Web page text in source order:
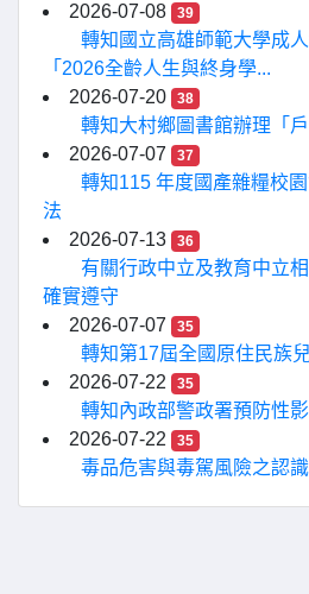
2026-07-08
39
轉知國立高雄師範大學成
「2026全齡人生與終身學...
2026-07-20
38
轉知大村鄉圖書館辦理「
2026-07-07
37
轉知115 年度國產雜糧校
法
2026-07-13
36
有關行政中立及教育中立
確實遵守
2026-07-07
35
轉知第17屆全國原住民族
2026-07-22
35
轉知內政部警政署預防性
2026-07-22
35
毒品危害與毒駕風險之認識